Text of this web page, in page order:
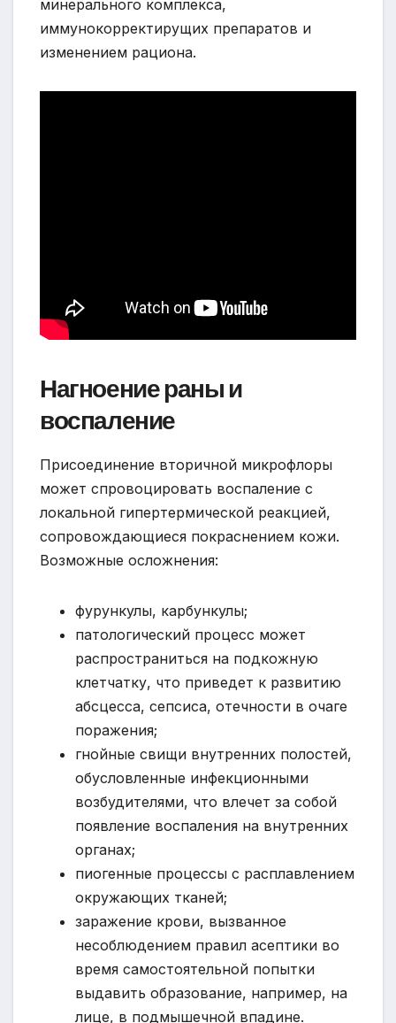
минерального комплекса,
иммунокорректирущих препаратов и
изменением рациона.
Нагноение раны и
воспаление
Присоединение вторичной микрофлоры
может спровоцировать воспаление с
локальной гипертермической реакцией,
сопровождающиеся покраснением кожи.
Возможные осложнения:
фурункулы, карбункулы;
патологический процесс может
распространиться на подкожную
клетчатку, что приведет к развитию
абсцесса, сепсиса, отечности в очаге
поражения;
гнойные свищи внутренних полостей,
обусловленные инфекционными
возбудителями, что влечет за собой
появление воспаления на внутренних
органах;
пиогенные процессы с расплавлением
окружающих тканей;
заражение крови, вызванное
несоблюдением правил асептики во
время самостоятельной попытки
выдавить образование, например, на
лице, в подмышечной впадине.